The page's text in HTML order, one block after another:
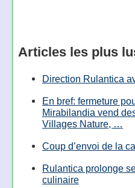
Articles les plus
Direction Rulantica
En bref: fermeture
Mirabilandia vend
Villages Nature, …
Coup d’envoi de la
Rulantica prolonge
culinaire